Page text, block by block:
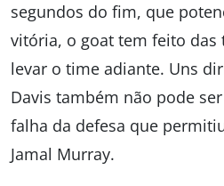
segundos do fim, que
vitória, o goat tem feito das
levar o time adiante. Uns
Davis também não pode
falha da defesa que
Jamal Murray.